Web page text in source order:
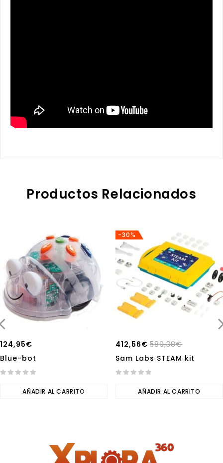
Productos Relacionados
124,95€
Blue-bot
AÑADIR AL CARRITO
-30%
589,38€
412,56€
Sam Labs STEAM kit
AÑADIR AL CARRITO